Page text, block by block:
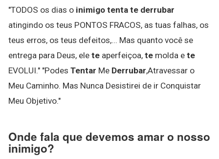
"TODOS os dias o inimigo tenta te derrubar
atingindo os teus PONTOS FRACOS, as tuas falhas, os
teus erros, os teus defeitos,... Mas quanto você se
entrega para Deus, ele te aperfeiçoa, te molda e te
EVOLUI." "Podes Tentar Me Derrubar,Atravessar o
Meu Caminho. Mas Nunca Desistirei de ir Conquistar
Meu Objetivo."
Onde fala que devemos amar o nosso
inimigo?